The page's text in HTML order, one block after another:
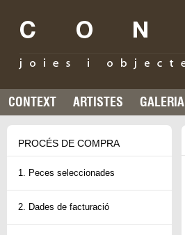
CONTEXT ARTISTES GALERIA
PROCÉS DE COMPRA
1. Peces seleccionades
2. Dades de facturació